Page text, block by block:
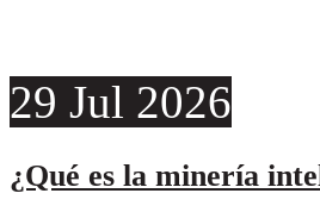
29 Jul 2026
¿Qué es la minería